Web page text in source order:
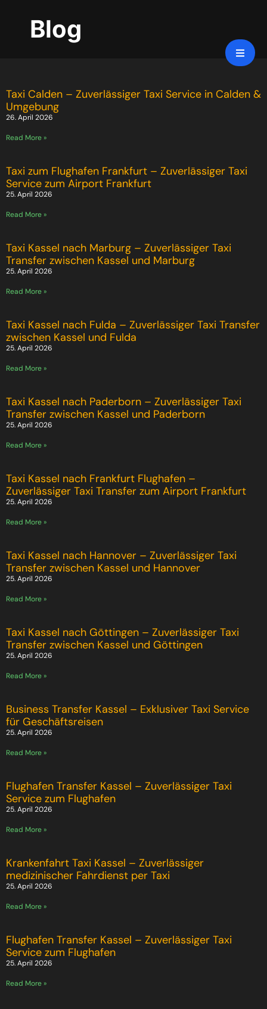
Blog
Taxi Calden – Zuverlässiger Taxi Service in Calden &
Umgebung
26. April 2026
Read More »
Taxi zum Flughafen Frankfurt – Zuverlässiger Taxi
Service zum Airport Frankfurt
25. April 2026
Read More »
Taxi Kassel nach Marburg – Zuverlässiger Taxi
Transfer zwischen Kassel und Marburg
25. April 2026
Read More »
Taxi Kassel nach Fulda – Zuverlässiger Taxi Transfer
zwischen Kassel und Fulda
25. April 2026
Read More »
Taxi Kassel nach Paderborn – Zuverlässiger Taxi
Transfer zwischen Kassel und Paderborn
25. April 2026
Read More »
Taxi Kassel nach Frankfurt Flughafen –
Zuverlässiger Taxi Transfer zum Airport Frankfurt
25. April 2026
Read More »
Taxi Kassel nach Hannover – Zuverlässiger Taxi
Transfer zwischen Kassel und Hannover
25. April 2026
Read More »
Taxi Kassel nach Göttingen – Zuverlässiger Taxi
Transfer zwischen Kassel und Göttingen
25. April 2026
Read More »
Business Transfer Kassel – Exklusiver Taxi Service
für Geschäftsreisen
25. April 2026
Read More »
Flughafen Transfer Kassel – Zuverlässiger Taxi
Service zum Flughafen
25. April 2026
Read More »
Krankenfahrt Taxi Kassel – Zuverlässiger
medizinischer Fahrdienst per Taxi
25. April 2026
Read More »
Flughafen Transfer Kassel – Zuverlässiger Taxi
Service zum Flughafen
25. April 2026
Read More »